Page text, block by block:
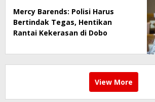
Mercy Barends: Polisi Harus
Bertindak Tegas, Hentikan
Rantai Kekerasan di Dobo
View More